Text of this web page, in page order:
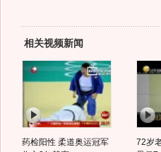
相关视频新闻
药检阳性 柔道奥运冠军
72岁